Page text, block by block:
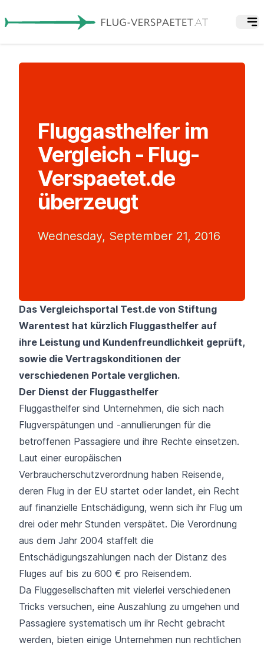
Fluggasthelfer im
Vergleich - Flug-
Verspaetet.de
überzeugt
Wednesday, September 21, 2016
Das Vergleichsportal Test.de von Stiftung
Warentest hat kürzlich Fluggasthelfer auf
ihre Leistung und Kundenfreundlichkeit geprüft,
sowie die Vertragskonditionen der
verschiedenen Portale verglichen.
Der Dienst der Fluggasthelfer
Fluggasthelfer sind Unternehmen, die sich nach
Flugverspätungen und -annullierungen für die
betroffenen Passagiere und ihre Rechte einsetzen.
Laut einer europäischen
Verbraucherschutzverordnung haben Reisende,
deren Flug in der EU startet oder landet, ein Recht
auf finanzielle Entschädigung, wenn sich ihr Flug um
drei oder mehr Stunden verspätet. Die Verordnung
aus dem Jahr 2004 staffelt die
Entschädigungszahlungen nach der Distanz des
Fluges auf bis zu 600 € pro Reisendem.
Da Fluggesellschaften mit vielerlei verschiedenen
Tricks versuchen, eine Auszahlung zu umgehen und
Passagiere systematisch um ihr Recht gebracht
werden, bieten einige Unternehmen nun rechtlichen